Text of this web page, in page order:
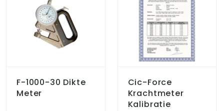
F-1000-30 Dikte
Meter
Cic-Force
Krachtmeter
Kalibratie